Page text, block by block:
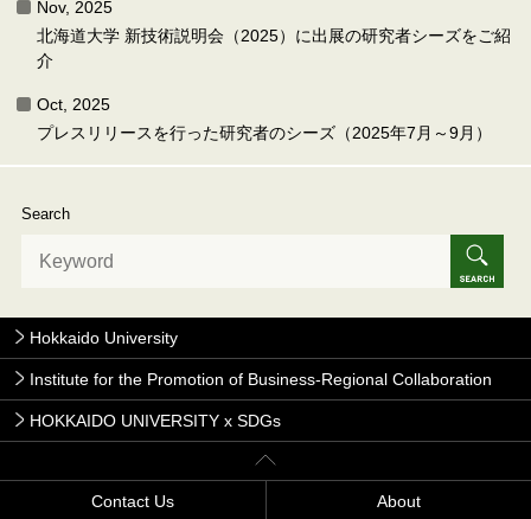
Nov, 2025
北海道大学 新技術説明会（2025）に出展の研究者シーズをご紹
介
Oct, 2025
プレスリリースを行った研究者のシーズ（2025年7月～9月）
Search
Hokkaido University
Institute for the Promotion of Business-Regional Collaboration
HOKKAIDO UNIVERSITY x SDGs
Contact Us About